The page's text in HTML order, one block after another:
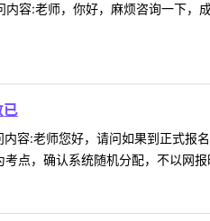
:老师，你好，麻烦咨询一下，
已
:老师您好，请问如果到正式报
点，确认系统随机分配，不以网